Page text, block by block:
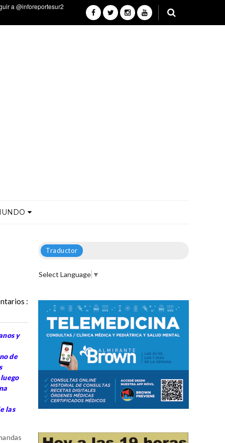
:
y
de
las
Traductor
Select Language ▼